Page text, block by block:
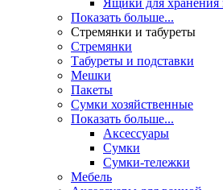
Ящики для хранения
Показать больше...
Стремянки и табуреты
Стремянки
Табуреты и подставки
Мешки
Пакеты
Сумки хозяйственные
Показать больше...
Аксессуары
Сумки
Сумки-тележки
Мебель